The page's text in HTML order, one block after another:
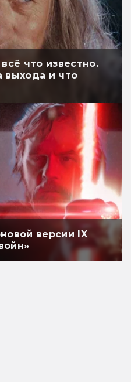
что известно.
выхода и что
версии IX